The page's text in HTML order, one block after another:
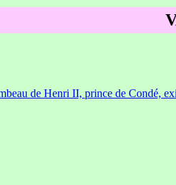
de Henri II, prince de Condé,